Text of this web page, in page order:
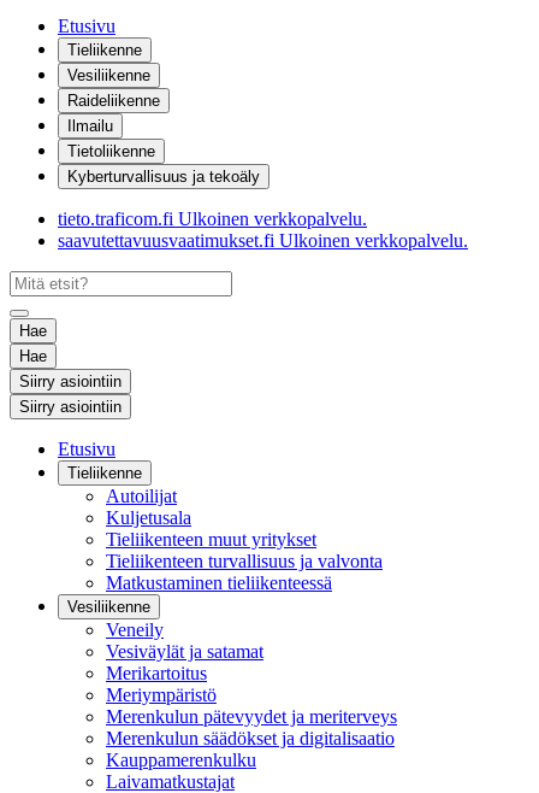
Etusivu
Tieliikenne
Vesiliikenne
Raideliikenne
Ilmailu
Tietoliikenne
Kyberturvallisuus ja tekoäly
tieto.traficom.fi Ulkoinen verkkopalvelu.
saavutettavuusvaatimukset.fi Ulkoinen verkkopalvelu.
Hae
Hae
Siirry asiointiin
Siirry asiointiin
Etusivu
Tieliikenne
Autoilijat
Kuljetusala
Tieliikenteen muut yritykset
Tieliikenteen turvallisuus ja valvonta
Matkustaminen tieliikenteessä
Vesiliikenne
Veneily
Vesiväylät ja satamat
Merikartoitus
Meriympäristö
Merenkulun pätevyydet ja meriterveys
Merenkulun säädökset ja digitalisaatio
Kauppamerenkulku
Laivamatkustajat